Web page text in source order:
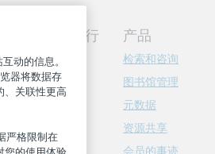
馆的下一步行
产品
检索和咨询
图书馆管理
元数据
资源共享
会员的事迹
动的信息。
器将数据存
、关联性更高
严格限制在
您的使用体验